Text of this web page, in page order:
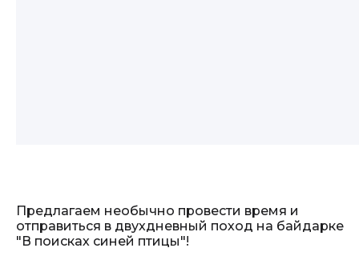
Предлагаем необычно провести время и
отправиться в двухдневный поход на байдарке
"В поисках синей птицы"!